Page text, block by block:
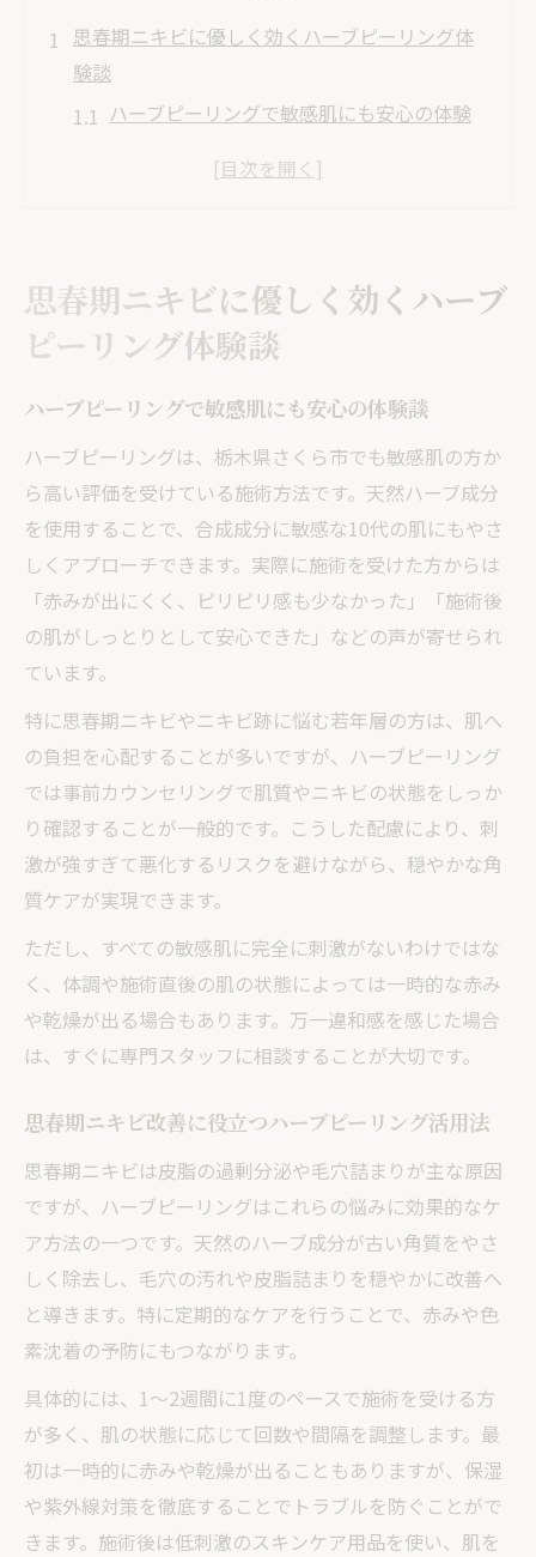
思春期ニキビに優しく効くハーブピーリング体
験談
ハーブピーリングで敏感肌にも安心の体験
思春期ニキビ改善に役立つハーブピーリン
アする方法
10代でも安心のハーブピーリング体験共有
秘訣
栃木県さくら市で話題！ハーブピーリングの効
果とは
ハーブピーリングが注目される理由と期待
できる効果
思春期ニキビに最適なハーブピーリングの
特徴
事例
ハーブピーリングの効果を高めるポイント
紹介
肌質改善をサポートするハーブピーリング
の魅力
すすめの方法
ハーブピーリングで刺激を抑えた優しいケ
ア実践法
敏感肌に負担をかけないハーブピーリング
活用術
めるコツ
繰り返す思春期ニキビにハーブピーリング
ハーブピーリングの正しい使い方と注意点
まとめ
由を解説
ハーブピーリングが10代に安心な成分とそ
の理由
敏感肌でも使えるハーブピーリングの特徴
思春期ニキビに優しく効くハーブ
ピーリング体験談
ハーブピーリングで敏感肌にも安心の体験談
ハーブピーリングは、栃木県さくら市でも敏感肌の方か
ら高い評価を受けている施術方法です。天然ハーブ成分
を使用することで、合成成分に敏感な10代の肌にもやさ
しくアプローチできます。実際に施術を受けた方からは
「赤みが出にくく、ピリピリ感も少なかった」「施術後
の肌がしっとりとして安心できた」などの声が寄せられ
ています。
特に思春期ニキビやニキビ跡に悩む若年層の方は、肌へ
の負担を心配することが多いですが、ハーブピーリング
では事前カウンセリングで肌質やニキビの状態をしっか
り確認することが一般的です。こうした配慮により、刺
激が強すぎて悪化するリスクを避けながら、穏やかな角
質ケアが実現できます。
ただし、すべての敏感肌に完全に刺激がないわけではな
く、体調や施術直後の肌の状態によっては一時的な赤み
や乾燥が出る場合もあります。万一違和感を感じた場合
は、すぐに専門スタッフに相談することが大切です。
思春期ニキビ改善に役立つハーブピーリング活用法
思春期ニキビは皮脂の過剰分泌や毛穴詰まりが主な原因
ですが、ハーブピーリングはこれらの悩みに効果的なケ
ア方法の一つです。天然のハーブ成分が古い角質をやさ
しく除去し、毛穴の汚れや皮脂詰まりを穏やかに改善へ
と導きます。特に定期的なケアを行うことで、赤みや色
素沈着の予防にもつながります。
具体的には、1～2週間に1度のペースで施術を受ける方
が多く、肌の状態に応じて回数や間隔を調整します。最
初は一時的に赤みや乾燥が出ることもありますが、保湿
や紫外線対策を徹底することでトラブルを防ぐことがで
きます。施術後は低刺激のスキンケア用品を使い、肌を